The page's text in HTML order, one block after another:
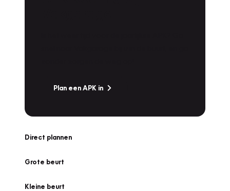
Plan een APK in
Direct plannen
Grote beurt
Kleine beurt